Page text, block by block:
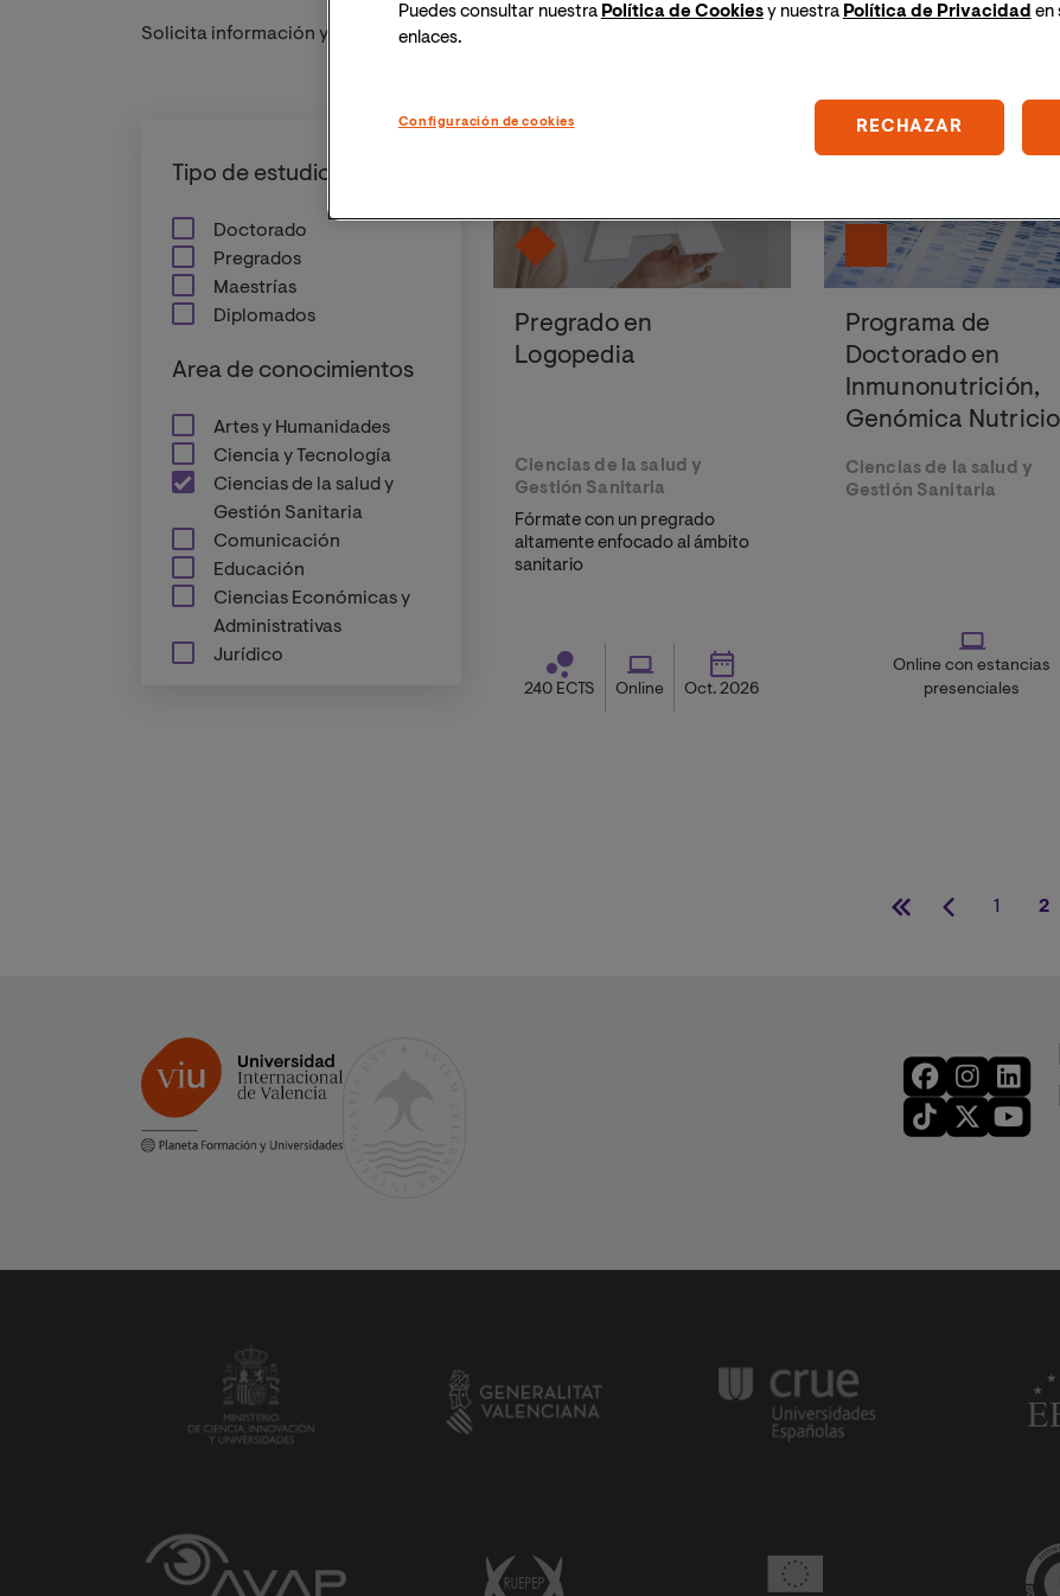
Solicita información y uno de nuestros asesores educativos se pondrá en contacto contigo a la mayor
Tipo de estudios
Doctorado
Pregrados
Maestrías
Diplomados
Area de conocimientos
Artes y Humanidades
Ciencia y Tecnología
Ciencias de la salud y
Gestión Sanitaria
Comunicación
Educación
Ciencias Económicas y
Administrativas
Jurídico
Pregrado en
Logopedia
Ciencias de la salud y
Gestión Sanitaria
Fórmate con un pregrado
altamente enfocado al ámbito
sanitario
240 ECTS Online Oct. 2026
Programa de
Doctorado en
Inmunonutrición,
Genómica
Ciencias de la salud y
Gestión Sanitaria
Online con estancias
presenciales
PrimeraPáginaPágina
1 2
Puedes consultar nuestra Política de Cookiesy nuestra Política de Privacidad en
enlaces.
Configuración de cookies RECHAZAR